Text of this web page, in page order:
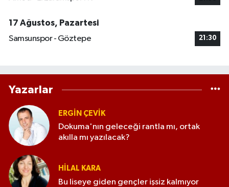
17 Ağustos, Pazartesi
Samsunspor - Göztepe
21:30
Yazarlar
ERGIN ÇEVİK
Dokuma'nın geleceği rantla mı, ortak
akılla mı yazılacak?
HILAL KARA
Bu liseye giden gençler işsiz kalmıyor